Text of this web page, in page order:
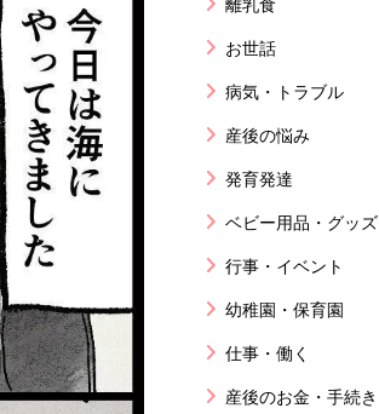
お世話
病気・トラブル
産後の悩み
発育発達
ベビー用品・グッズ
行事・イベント
幼稚園・保育園
仕事・働く
産後のお金・手続き